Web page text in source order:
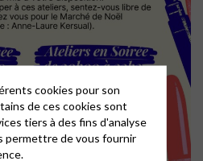
cookies pour son
de ces cookies sont
tiers à des fins d'analyse
permettre de vous fournir